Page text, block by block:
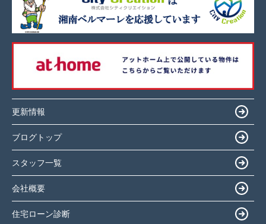
更新情報
ブログトップ
スタッフ一覧
会社概要
住宅ローン診断